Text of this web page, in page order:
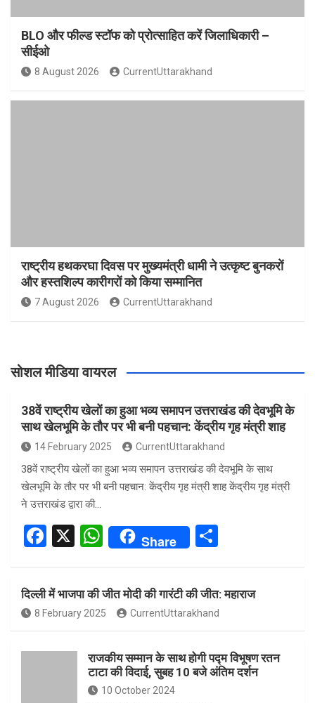
BLO और फील्ड स्टॉफ को प्रोत्साहित करें जिलाधिकारी –
सीईओ
8 August 2026 CurrentUttarakhand
राष्ट्रीय हथकरघा दिवस पर मुख्यमंत्री धामी ने उत्कृष्ट बुनकरों
और हस्तशिल्प कारीगरों को किया सम्मानित
7 August 2026 CurrentUttarakhand
सोशल मीडिया वायरल
38वें राष्ट्रीय खेलों का हुआ भव्य समापन उत्तराखंड की देवभूमि के
साथ खेलभूमि के तौर पर भी बनी पहचान: केंद्रीय गृह मंत्री शाह
14 February 2025 CurrentUttarakhand
38वें राष्ट्रीय खेलों का हुआ भव्य समापन उत्तराखंड की देवभूमि के साथ
खेलभूमि के तौर पर भी बनी पहचान: केंद्रीय गृह मंत्री शाह केंद्रीय गृह मंत्री
ने उत्तराखंड द्वारा की…
F
ce
b
o
o
X
W
at
s
A
p
p
Share
e
दिल्ली में भाजपा की जीत मोदी की गारंटी की जीत: महाराज
8 February 2025 CurrentUttarakhand
राजकीय सम्मान के साथ होगी पद्म विभूषण रतन
टाटा की विदाई, सुबह 10 बजे अंतिम दर्शन
10 October 2024